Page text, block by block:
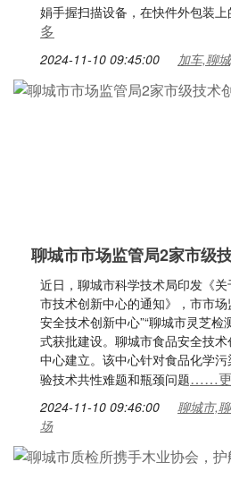
娟手握扫描设备，在快件外包装
多
2024-11-10 09:45:00 加车,聊
聊城市市场监管局2家市级
近日，聊城市科学技术局印发《
市技术创新中心的通知》，市市
安全技术创新中心”“聊城市灵芝检
式获批建设。聊城市食品安全技
中心建立。该中心针对食品化学
验技术共性难题和瓶颈问题……
2024-11-10 09:46:00
聊城市,
场